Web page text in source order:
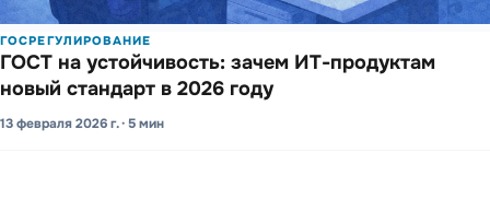
ГОСРЕГУЛИРОВАНИЕ
ГОСТ на усто­йчиво­сть: зачем ИТ-проду­ктам
новый стандарт в 2026 году
13 февраля 2026 г. · 5 мин